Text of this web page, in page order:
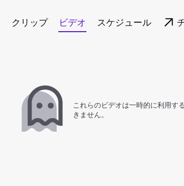
クリップ ビデオ スケジュール
これらのビデオは一時的に利用す
きません。